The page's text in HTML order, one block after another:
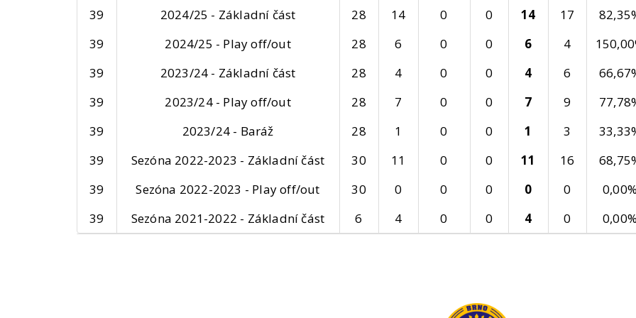
39 2024/25 - Základní část 28 14 0 0 14 17
39
2024/25 - Play off/out 28 6 0 0 6 4
39
2023/24 - Základní část 28 4 0 0 4 6
39
2023/24 - Play off/out 28 7 0 0 7 9
39
2023/24 - Baráž 28 1 0 0 1 3
39
Sezóna 2022-2023 - Základní část 30 11 0 0 11 16
39
Sezóna 2022-2023 - Play off/out 30 0 0 0 0 0
39
Sezóna 2021-2022 - Základní část 6 4 0 0 4 0